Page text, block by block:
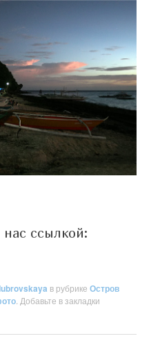
ссылкой:
в рубрикеОстров
. Добавьте в закладки